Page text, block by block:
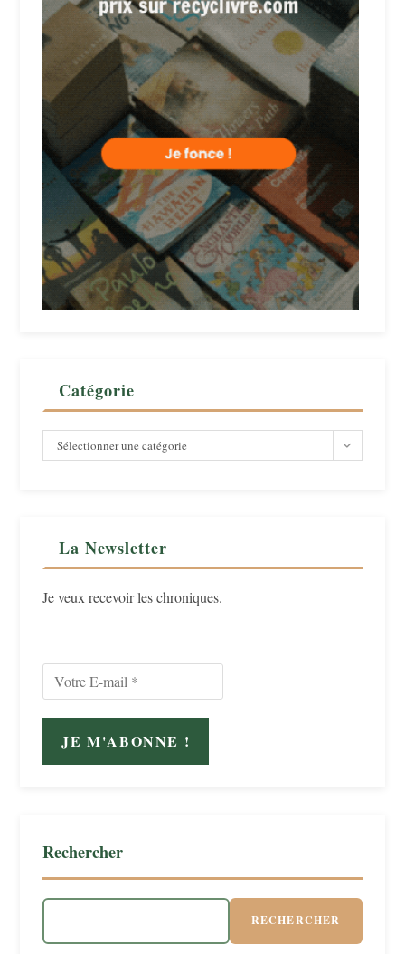
Catégorie
Catégorie
Sélectionner une catégorie
La Newsletter
Je veux recevoir les chroniques.
Rechercher
RECHERCHER